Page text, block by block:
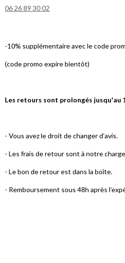
06 26 89 30 02
-10% supplémentaire avec le code
(code promo expire bientôt)
Les retours sont prolongés jusqu'au
- Vous avez le droit de changer d’avis.
- Les frais de retour sont à notre
- Le bon de retour est dans la boîte.
- Remboursement sous 48h après